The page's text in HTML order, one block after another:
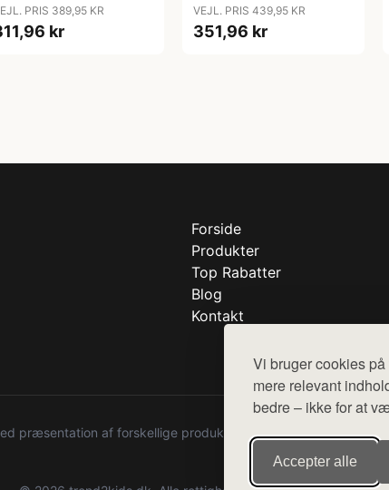
Vi bruger cookies
mere relevant
bedre – ikke for at
Accepter alle
PRIS 389,95 KR
kr
VEJL. PRIS 439,95 KR
351,96 kr
Forside
Produkter
Top Rabatter
Blog
Kontakt
præsentation af forskellige produkter fra diverse webshops.